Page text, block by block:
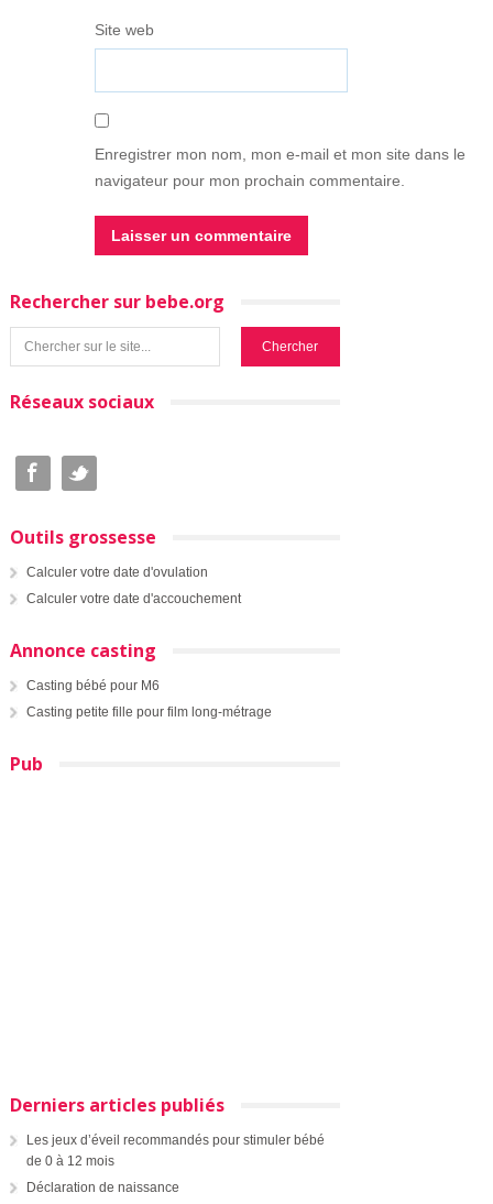
Site web
Enregistrer mon nom, mon e-mail et mon site dans le
navigateur pour mon prochain commentaire.
Rechercher sur bebe.org
Réseaux sociaux
Outils grossesse
Calculer votre date d'ovulation
Calculer votre date d'accouchement
Annonce casting
Casting bébé pour M6
Casting petite fille pour film long-métrage
Pub
Derniers articles publiés
Les jeux d’éveil recommandés pour stimuler bébé
de 0 à 12 mois
Déclaration de naissance